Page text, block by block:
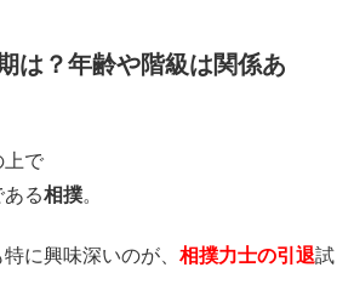
は？年齢や階級は関係あ
上で
る相撲。
に興味深いのが、 相撲力士の引退試